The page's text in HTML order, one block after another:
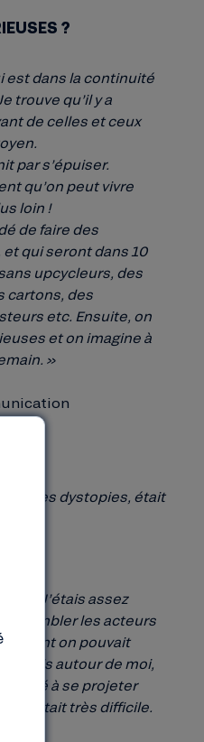
?
est dans la continuité
trouve qu’il y a
de celles et ceux
par s’épuiser.
qu’on peut vivre
loin !
de faire des
qui seront dans 10
upcycleurs, des
cartons, des
etc. Ensuite, on
et on imagine à
»
que les dystopies, était
J’étais assez
les acteurs
on pouvait
parlais autour de moi,
à se projeter
était très difficile.